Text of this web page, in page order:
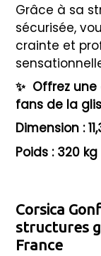
Grâce à sa
sécurisée,
crainte et
✨ Offrez
fans de la
Dimension :
Poids : 320 kg
Corsica
structures
France